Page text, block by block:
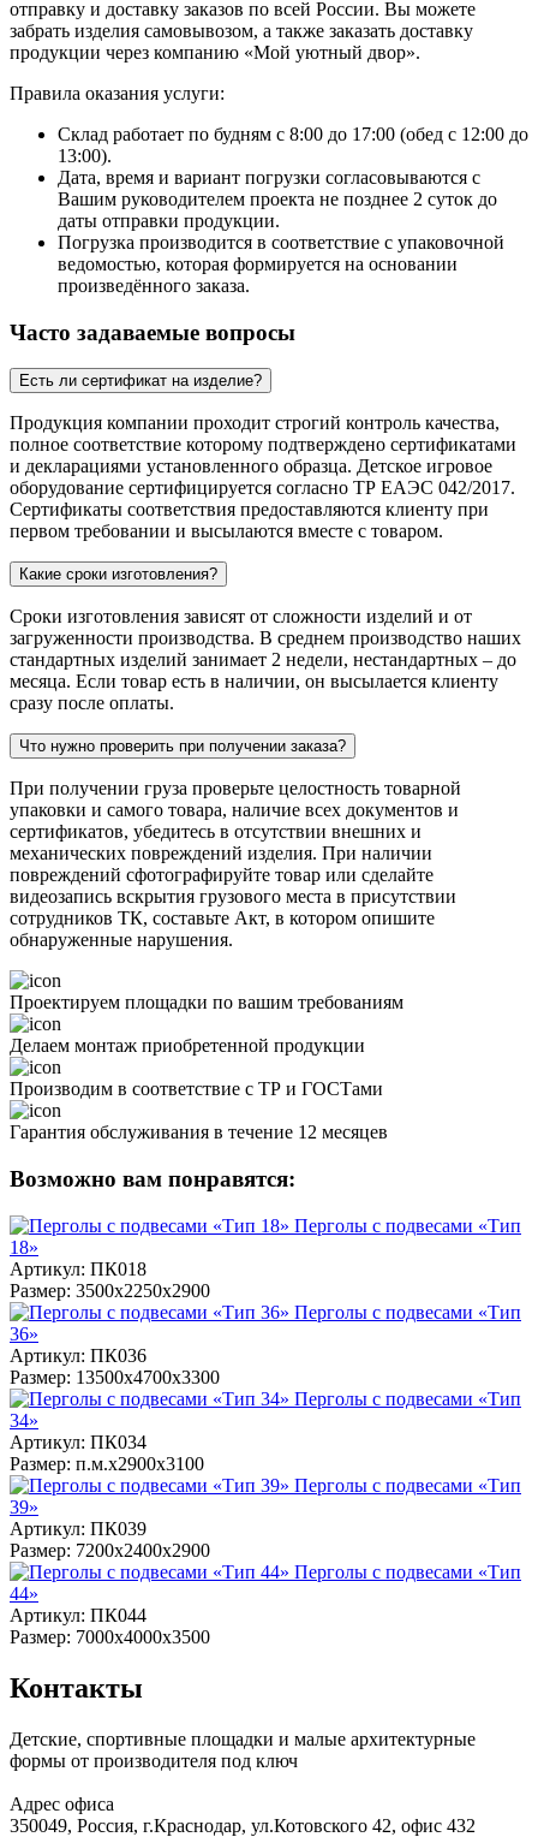
отправку и доставку заказов по всей России. Вы можете
забрать изделия самовывозом, а также заказать доставку
продукции через компанию «Мой уютный двор».
Правила оказания услуги:
Склад работает по будням с 8:00 до 17:00 (обед с 12:00 до
13:00).
Дата, время и вариант погрузки согласовываются с
Вашим руководителем проекта не позднее 2 суток до
даты отправки продукции.
Погрузка производится в соответствие с упаковочной
ведомостью, которая формируется на основании
произведённого заказа.
Часто задаваемые вопросы
Есть ли сертификат на изделие?
Продукция компании проходит строгий контроль качества,
полное соответствие которому подтверждено сертификатами
и декларациями установленного образца. Детское игровое
оборудование сертифицируется согласно ТР ЕАЭС 042/2017.
Сертификаты соответствия предоставляются клиенту при
первом требовании и высылаются вместе с товаром.
Какие сроки изготовления?
Сроки изготовления зависят от сложности изделий и от
загруженности производства. В среднем производство наших
стандартных изделий занимает 2 недели, нестандартных – до
месяца. Если товар есть в наличии, он высылается клиенту
сразу после оплаты.
Что нужно проверить при получении заказа?
При получении груза проверьте целостность товарной
упаковки и самого товара, наличие всех документов и
сертификатов, убедитесь в отсутствии внешних и
механических повреждений изделия. При наличии
повреждений сфотографируйте товар или сделайте
видеозапись вскрытия грузового места в присутствии
сотрудников ТК, составьте Акт, в котором опишите
обнаруженные нарушения.
Проектируем площадки по вашим требованиям
Делаем монтаж приобретенной продукции
Производим в соответствие с ТР и ГОСТами
Гарантия обслуживания в течение 12 месяцев
Возможно вам понравятся:
Перголы с подвесами «Тип
18»
Артикул: ПК018
Размер: 3500х2250х2900
Перголы с подвесами «Тип
36»
Артикул: ПК036
Размер: 13500х4700х3300
Перголы с подвесами «Тип
34»
Артикул: ПК034
Размер: п.м.х2900х3100
Перголы с подвесами «Тип
39»
Артикул: ПК039
Размер: 7200х2400х2900
Перголы с подвесами «Тип
44»
Артикул: ПК044
Размер: 7000х4000х3500
Контакты
Детские, спортивные площадки и малые архитектурные
формы от производителя под ключ
Адрес офиса
350049, Россия, г.Краснодар, ул.Котовского 42, офис 432